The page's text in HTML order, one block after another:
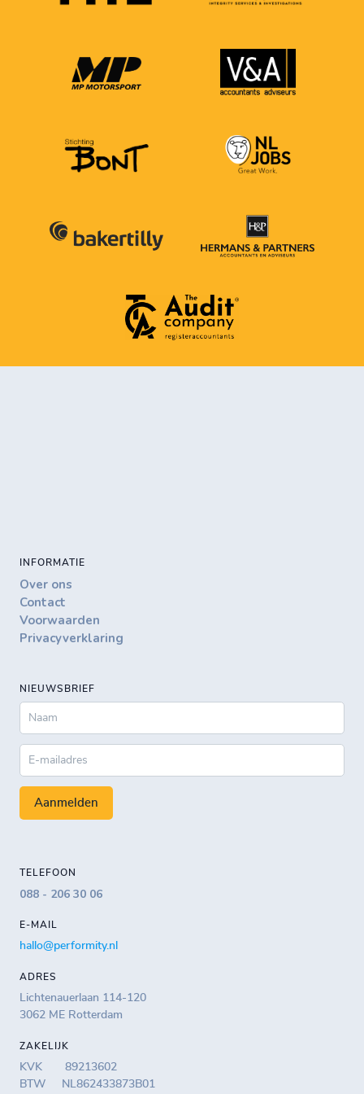
INFORMATIE
Over ons
Contact
Voorwaarden
Privacyverklaring
NIEUWSBRIEF
Aanmelden
TELEFOON
088 - 206 30 06
E-MAIL
hallo@performity.nl
ADRES
Lichtenauerlaan 114-120
3062 ME Rotterdam
ZAKELIJK
KVK 89213602
BTW NL862433873B01